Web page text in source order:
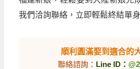
我們洽詢聯絡，立即輕鬆終結單身
順利圓滿娶到適合的
聯絡諮詢： Line ID：